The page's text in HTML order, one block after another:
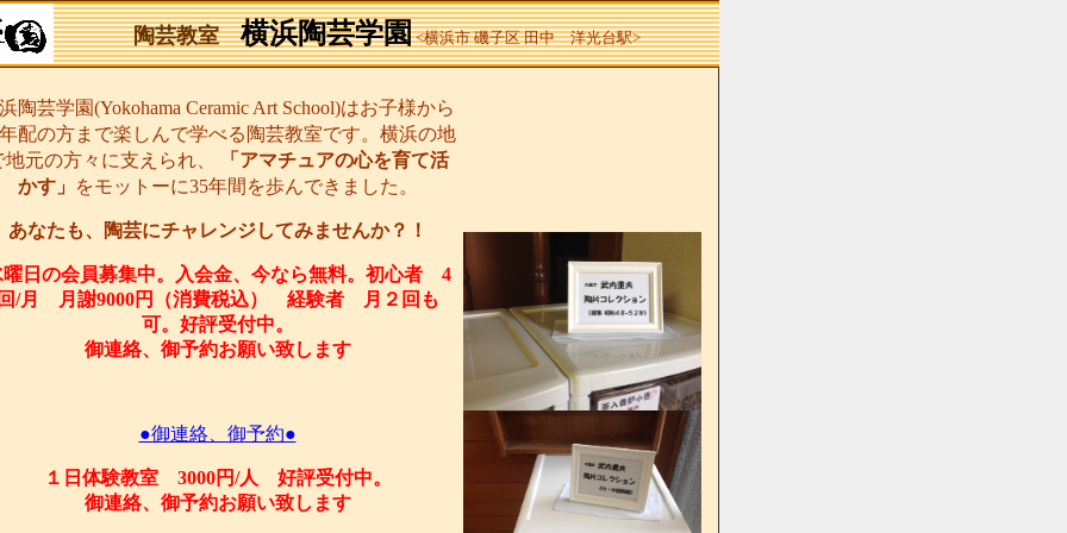
陶芸教室 横浜陶芸学園 <横浜市 磯子区 田中 洋光台駅>
陶芸学園(Yokohama Ceramic Art School)はお子様から
配の方まで楽しんで学べる陶芸教室です。横浜の地
地元の方々に支えられ、
「アマチュアの心を育て活
かす」
をモットーに35年間を歩んできました。
あなたも、陶芸にチャレンジしてみませんか？！
曜日の会員募集中。入会金、今なら無料。初心者 4
/月 月謝9000円（消費税込） 経験者 月２回も
可。好評受付中。
御連絡、御予約お願い致します
●御連絡、御予約●
１日体験教室 3000円/人 好評受付中。
御連絡、御予約お願い致します